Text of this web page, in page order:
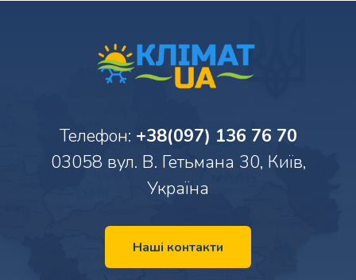
Телефон: +38(097) 136 76 70
03058 вул. В. Гетьмана 30, Київ,
Україна
Наші контакти